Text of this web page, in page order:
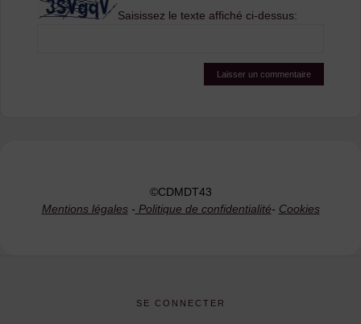
Saisissez le texte affiché ci-dessus:
©CDMDT43
Mentions légales- Politique de confidentialité- Cookies
SE CONNECTER